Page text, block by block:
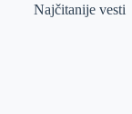
Najčitanije vesti